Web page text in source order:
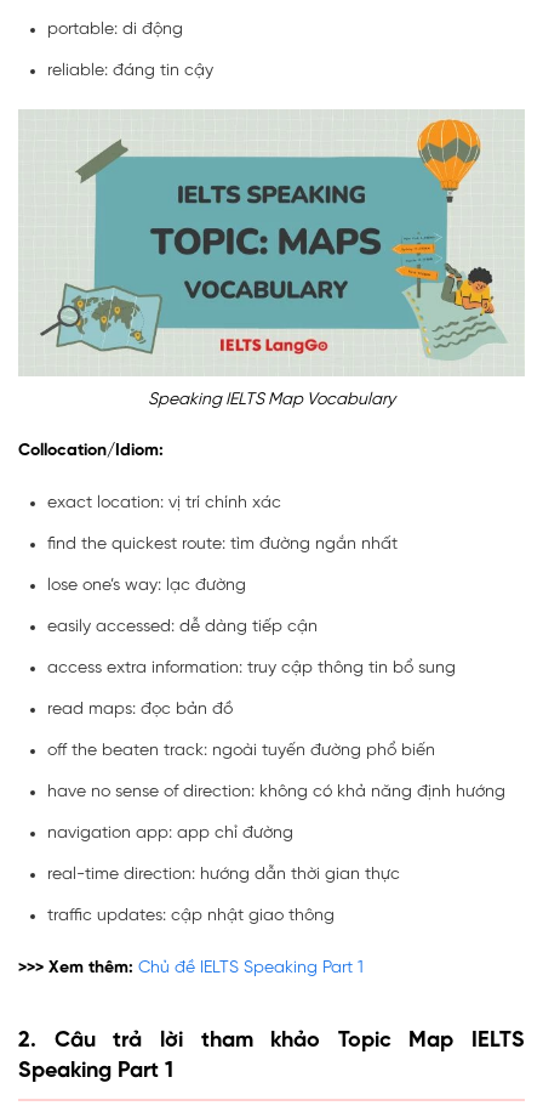
portable: di động
reliable: đáng tin cậy
Speaking IELTS Map Vocabulary
Collocation/Idiom:
exact location: vị trí chính xác
find the quickest route: tìm đường ngắn nhất
lose one’s way: lạc đường
easily accessed: dễ dàng tiếp cận
access extra information: truy cập thông tin bổ sung
read maps: đọc bản đồ
off the beaten track: ngoài tuyến đường phổ biến
have no sense of direction: không có khả năng định hướng
navigation app: app chỉ đường
real-time direction: hướng dẫn thời gian thực
traffic updates: cập nhật giao thông
>>> Xem thêm: Chủ đề IELTS Speaking Part 1
2. Câu trả lời tham khảo Topic Map IELTS
Speaking Part 1